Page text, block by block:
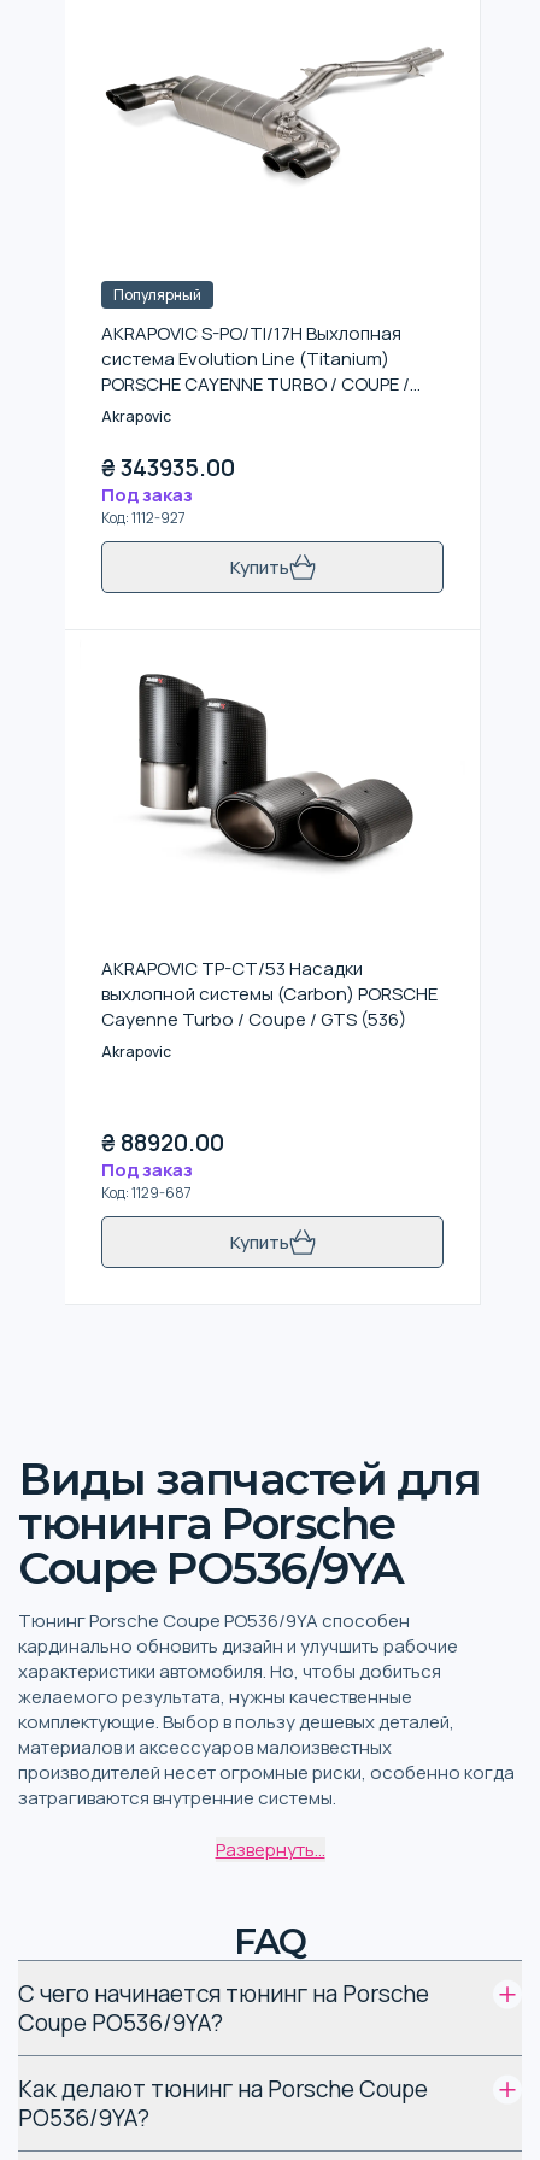
Популярный
AKRAPOVIC S-PO/TI/17H Выхлопная
система Evolution Line (Titanium)
PORSCHE CAYENNE TURBO / COUPE /
GTS (536) (без насадок)
Akrapovic
₴343935.00
Под заказ
Код:1112-927
Купить
AKRAPOVIC TP-CT/53 Насадки
выхлопной системы (Carbon) PORSCHE
Cayenne Turbo / Coupe / GTS (536)
Akrapovic
₴ 88920.00
Под заказ
Код:1129-687
Купить
Виды запчастей для
тюнинга Porsche
Coupe PO536/9YA
Тюнинг Porsche Coupe PO536/9YA способен
кардинально обновить дизайн и улучшить рабочие
характеристики автомобиля. Но, чтобы добиться
желаемого результата, нужны качественные
комплектующие. Выбор в пользу дешевых деталей,
материалов и аксессуаров малоизвестных
производителей несет огромные риски, особенно когда
затрагиваются внутренние системы.
Особенности различных
Coupe PO536/9YA
Модель относится к 3-му поколению серии Porsche
Cayenne. Автомобиль был создан в тесном
сотрудничестве с автоконцерном Volkswagen. Для
внешним (стайлинг) и внутренним. К первой категории
относятся работы над дизайном кузова и салона -
Развернуть...
FAQ
С чего начинается тюнинг на Porsche
Coupe PO536/9YA?
Как делают тюнинг на Porsche Coupe
PO536/9YA?